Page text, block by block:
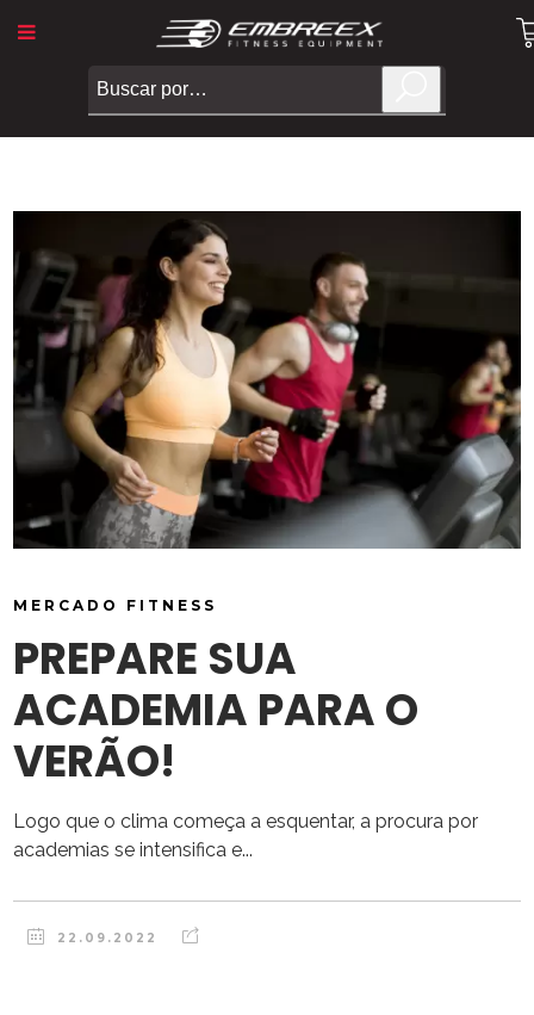
MERCADO FITNESS
PREPARE SUA
ACADEMIA PARA O
VERÃO!
Logo que o clima começa a esquentar, a procura por
academias se intensifica e...
22.09.2022